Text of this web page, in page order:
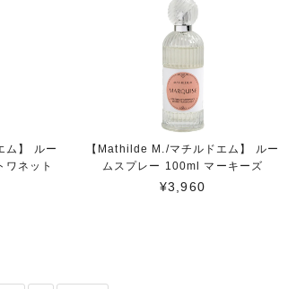
ム】 ルー
ネット
【Mathilde M./マチルドエム】 ルー
ムスプレー 100ml マーキーズ
¥3,960